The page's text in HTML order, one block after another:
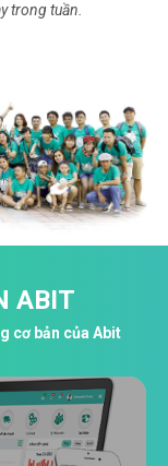
trong tuần.
ABIT
cơ bản của Abit